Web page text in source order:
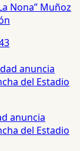
Nona” Muñoz
anuncia
del Estadio